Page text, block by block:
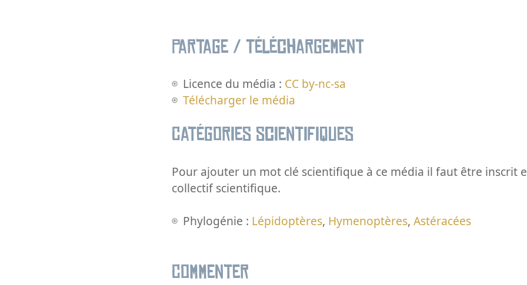
Partage / Téléchargement
Licence du média : CC by-nc-sa
Télécharger le média
Catégories scientifiques
Pour ajouter un mot clé scientifique à ce média il faut être inscrit
collectif scientifique.
Phylogénie : Lépidoptères, Hymenoptères,Astéracées
Commenter